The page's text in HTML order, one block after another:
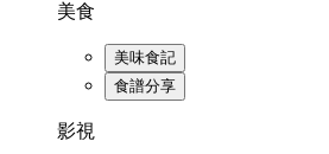
美食
美味食記
食譜分享
影視